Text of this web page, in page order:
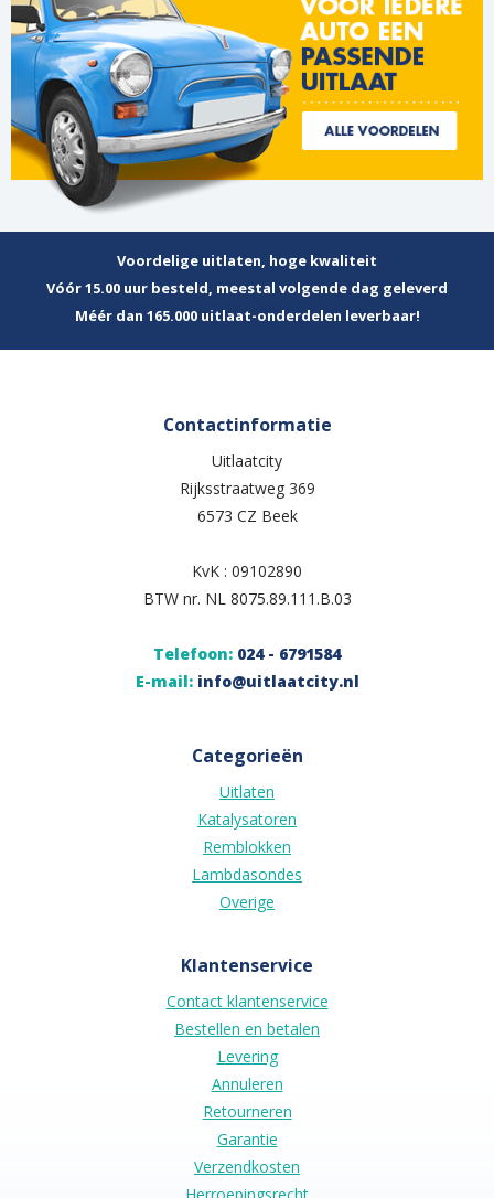
Voordelige uitlaten, hoge kwaliteit
Vóór 15.00 uur besteld, meestal volgende dag geleverd
Méér dan 165.000 uitlaat-onderdelen leverbaar!
Contactinformatie
Uitlaatcity
Rijksstraatweg 369
6573 CZ Beek
KvK : 09102890
BTW nr. NL 8075.89.111.B.03
Telefoon: 024 - 6791584
E-mail: info@uitlaatcity.nl
Categorieën
Uitlaten
Katalysatoren
Remblokken
Lambdasondes
Overige
Klantenservice
Contact klantenservice
Bestellen en betalen
Levering
Annuleren
Retourneren
Garantie
Verzendkosten